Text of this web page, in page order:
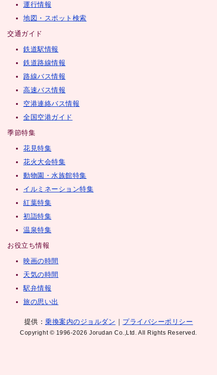
運行情報
地図・スポット検索
交通ガイド
鉄道駅情報
鉄道路線情報
路線バス情報
高速バス情報
空港連絡バス情報
全国空港ガイド
季節特集
花見特集
花火大会特集
動物園・水族館特集
イルミネーション特集
紅葉特集
初詣特集
温泉特集
お役立ち情報
映画の時間
天気の時間
駅弁情報
旅の思い出
提供：乗換案内のジョルダン ｜ プライバシーポリシー
Copyright © 1996-2026 Jorudan Co.,Ltd. All Rights Reserved.